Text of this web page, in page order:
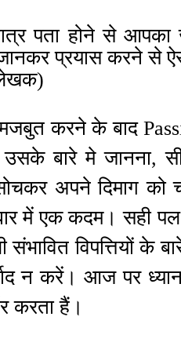
पता होने से आपका
प्रयास करने से
करने के बाद
बारे मे जानना,
अपने दिमाग
में एक कदम। सही
संभावित विपत्तियों
न करें। आज पर
करता हैं।